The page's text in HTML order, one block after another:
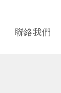
聯絡我們